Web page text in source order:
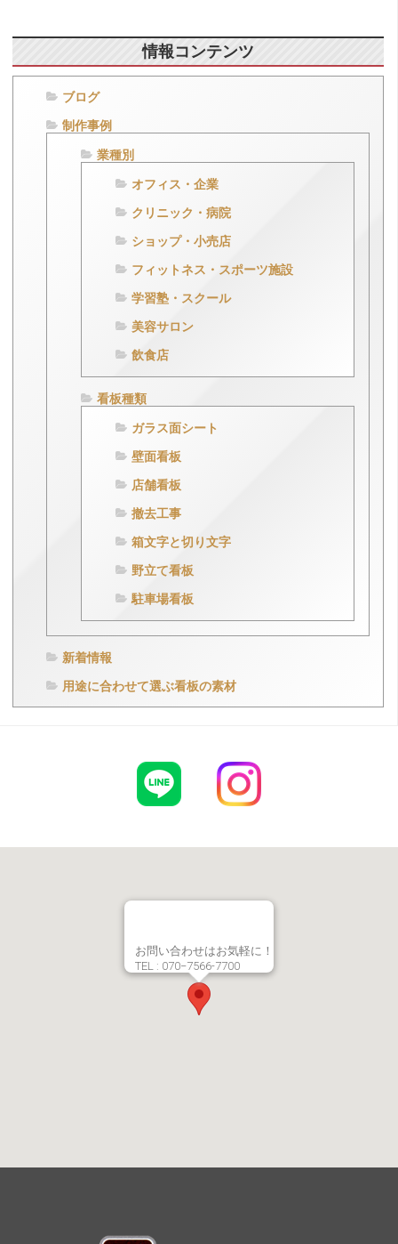
情報コンテンツ
ブログ
制作事例
業種別
オフィス・企業
クリニック・病院
ショップ・小売店
フィットネス・スポーツ施設
学習塾・スクール
美容サロン
飲食店
看板種類
ガラス面シート
壁面看板
店舗看板
撤去工事
箱文字と切り文字
野立て看板
駐車場看板
新着情報
用途に合わせて選ぶ看板の素材
お問い合わせはお気軽に！
TEL : 070−7566-7700